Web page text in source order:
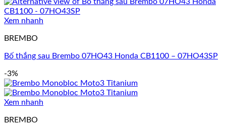
Xem nhanh
BREMBO
Bố thắng sau Brembo 07HO43 Honda CB1100 – 07HO43SP
-3%
Xem nhanh
BREMBO